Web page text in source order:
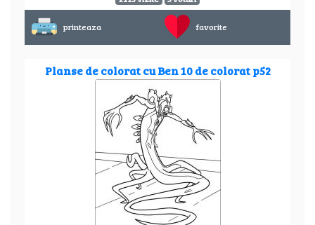
printeaza favorite
Planse de colorat cu Ben 10 de colorat p52